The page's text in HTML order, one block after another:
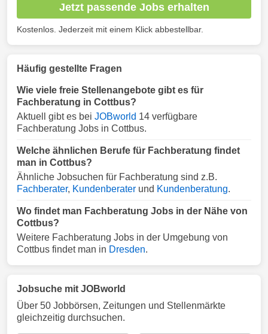
Jetzt passende Jobs erhalten
Kostenlos. Jederzeit mit einem Klick abbestellbar.
Häufig gestellte Fragen
Wie viele freie Stellenangebote gibt es für
Fachberatung in Cottbus?
Aktuell gibt es bei JOBworld 14 verfügbare
Fachberatung Jobs in Cottbus.
Welche ähnlichen Berufe für Fachberatung findet
man in Cottbus?
Ähnliche Jobsuchen für Fachberatung sind z.B.
Fachberater, Kundenberater und Kundenberatung.
Wo findet man Fachberatung Jobs in der Nähe von
Cottbus?
Weitere Fachberatung Jobs in der Umgebung von
Cottbus findet man in Dresden.
Jobsuche mit JOBworld
Über 50 Jobbörsen, Zeitungen und Stellenmärkte
gleichzeitig durchsuchen.